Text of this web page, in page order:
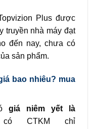
Plus được
truyền nhà máy đạt
đến nay, chưa có
sản phẩm.
bao nhiêu? mua
giá niêm yết là
CTKM chỉ